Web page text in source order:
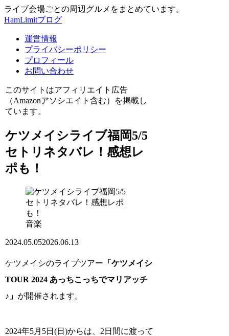
ライブ会場ごとの周辺グルメをまとめています。
HamLimitブログ
運営情報
プライバシーポリシー
プロフィール
お問い合わせ
このサイトはアフィリエイト広告
（Amazonアソシエイト含む）を掲載し
ています。
ケツメイシライブ福岡5/5
セトリネタバレ！感想レ
ポも！
音楽
2024.05.052026.06.13
ケツメイシのライブツアー 「ケツメイシ
TOUR 2024 あっちこっちでマリアッチ
♪」 が開催されます。
2024年5月5日(日)からは、2日間に渡って